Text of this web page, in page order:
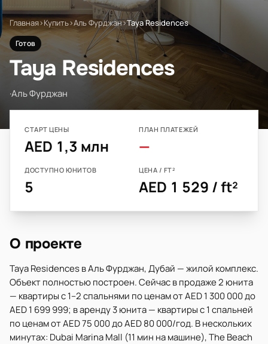
Главная›Купить›Аль Фурджан›Taya Residences
Готов
Taya Residences
·Аль Фурджан
СТАРТ ЦЕНЫ
AED 1,3 млн
ПЛАН ПЛАТЕЖЕЙ
—
ДОСТУПНО ЮНИТОВ
5
ЦЕНА / FT²
AED 1 529 / ft²
О проекте
Taya Residences в Аль Фурджан, Дубай — жилой комплекс.
Объект полностью построен. Сейчас в продаже 2 юнита
— квартиры с 1–2 спальнями по ценам от AED 1 300 000 до
AED 1 699 999; в аренду 3 юнита — квартиры с 1 спальней
по ценам от AED 75 000 до AED 80 000/год. В нескольких
минутах: Dubai Marina Mall (11 мин на машине), The Beach